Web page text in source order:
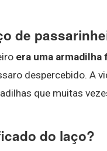
de
era uma
despercebido. A
que muitas
do laço?